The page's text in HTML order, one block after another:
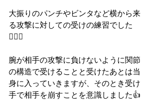
大振りのパンチやビンタなど横から来
る攻撃に対しての受けの練習でした
🙆‍♀️✨
腕が相手の攻撃に負けないように関節
の構造で受けることと受けたあとは当
身に入っていきますが、そのとき受け
手で相手を崩すことを意識しました👍